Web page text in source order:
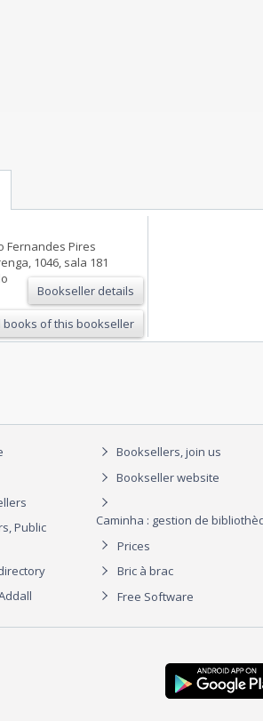
Fernandes Pires
1046, sala 181
Bookseller details
books of this bookseller
Public
Booksellers, join us
Bookseller website
Caminha : gestion de
Prices
Bric à brac
Free Software